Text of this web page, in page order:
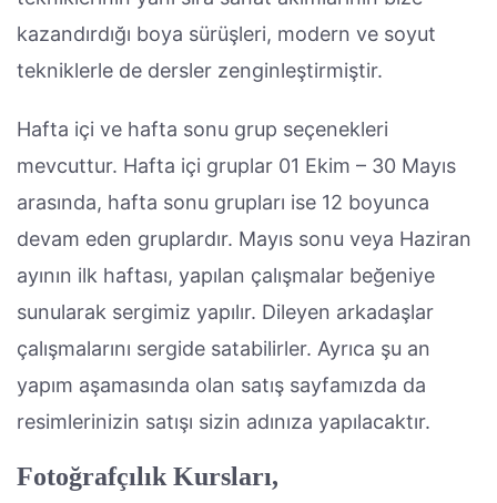
kazandırdığı boya sürüşleri, modern ve soyut
tekniklerle de dersler zenginleştirmiştir.
Hafta içi ve hafta sonu grup seçenekleri
mevcuttur. Hafta içi gruplar 01 Ekim – 30 Mayıs
arasında, hafta sonu grupları ise 12 boyunca
devam eden gruplardır. Mayıs sonu veya Haziran
ayının ilk haftası, yapılan çalışmalar beğeniye
sunularak sergimiz yapılır. Dileyen arkadaşlar
çalışmalarını sergide satabilirler. Ayrıca şu an
yapım aşamasında olan satış sayfamızda da
resimlerinizin satışı sizin adınıza yapılacaktır.
Fotoğrafçılık Kursları,